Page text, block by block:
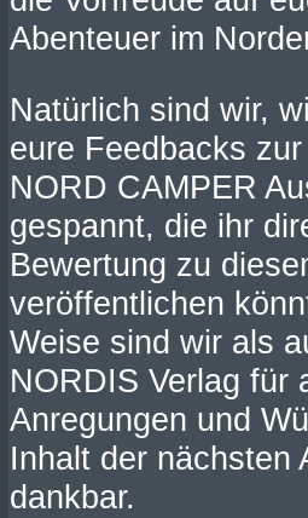
Abenteuer im
Natürlich sind wir,
eure Feedbacks
NORD CAMPER
gespannt, die ihr
Bewertung zu
veröffentlichen
Weise sind wir als
NORDIS Verlag für
Anregungen und
Inhalt der nächsten
dankbar.